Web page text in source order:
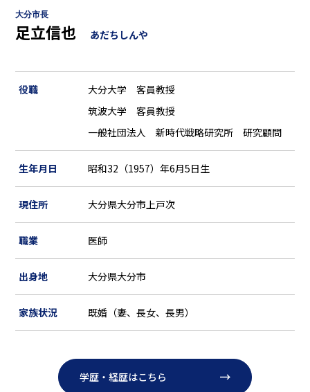
大分市長
足立信也 あだちしんや
役職
大分大学 客員教授
筑波大学 客員教授
一般社団法人新時代戦略研究所研究顧問
生年月日 昭和32（1957）年6月5日生
現住所 大分県大分市上戸次
職業 医師
出身地 大分県大分市
家族状況 既婚（妻、長女、長男）
学歴・経歴はこちら